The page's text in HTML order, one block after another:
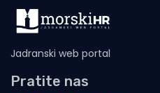
Jadranski web portal
Pratite nas